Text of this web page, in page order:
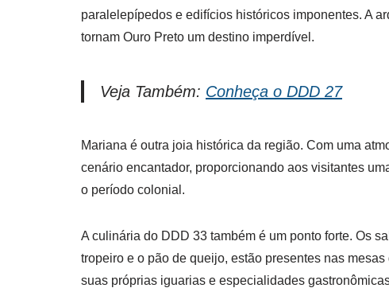
paralelepípedos e edifícios históricos imponentes. A
tornam Ouro Preto um destino imperdível.
Veja Também: Conheça o DDD 27
Mariana é outra joia histórica da região. Com uma
cenário encantador, proporcionando aos visitantes
o período colonial.
A culinária do DDD 33 também é um ponto forte. Os
tropeiro e o pão de queijo, estão presentes nas
suas próprias iguarias e especialidades